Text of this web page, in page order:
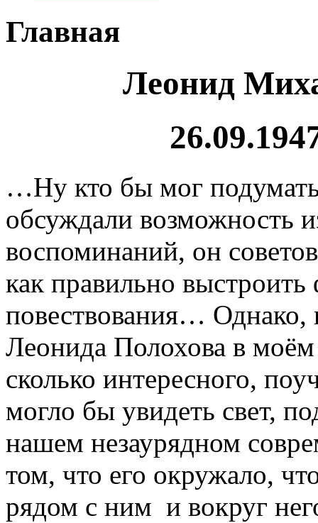
Главная
Леонид
…Ну кто бы мог
обсуждали возможность
воспоминаний, он
как правильно
повествования… Однако,
Леонида Полохова в моём
сколько интересного,
могло бы увидеть свет,
нашем незаурядном
том, что его окружало,
рядом с ним и вокруг